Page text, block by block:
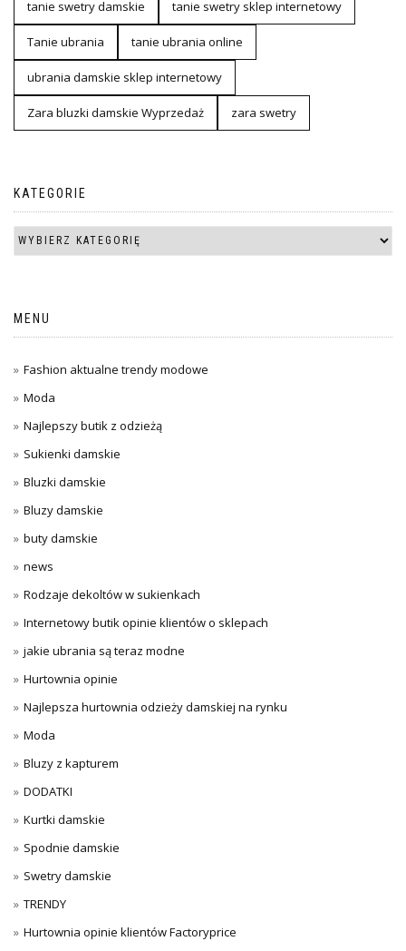
tanie swetry damskie tanie swetry sklep internetowy
Tanie ubrania tanie ubrania online
ubrania damskie sklep internetowy
Zara bluzki damskie Wyprzedaż zara swetry
KATEGORIE
MENU
Fashion aktualne trendy modowe
Moda
Najlepszy butik z odzieżą
Sukienki damskie
Bluzki damskie
Bluzy damskie
buty damskie
news
Rodzaje dekoltów w sukienkach
Internetowy butik opinie klientów o sklepach
jakie ubrania są teraz modne
Hurtownia opinie
Najlepsza hurtownia odzieży damskiej na rynku
Moda
Bluzy z kapturem
DODATKI
Kurtki damskie
Spodnie damskie
Swetry damskie
TRENDY
Hurtownia opinie klientów Factoryprice